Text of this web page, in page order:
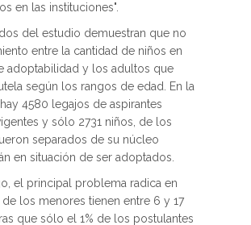
en las instituciones".
del estudio demuestran que no
entre la cantidad de niños en
adoptabilidad y los adultos que
según los rangos de edad. En la
4580 legajos de aspirantes
y sólo 2731 niños, de los
separados de su núcleo
en situación de ser adoptados.
el principal problema radica en
de los menores tienen entre 6 y 17
que sólo el 1% de los postulantes